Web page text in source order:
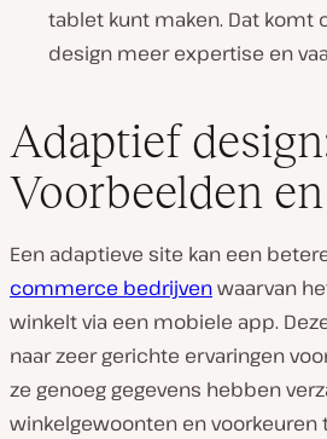
tablet kunt maken. Dat komt
design meer expertise en
Adaptief
Voorbeelden
Een adaptieve site kan een
commerce bedrijvenwaarvan
winkelt via een mobiele app.
naar zeer gerichte ervaringen
ze genoeg gegevens hebben
winkelgewoonten en voorkeuren